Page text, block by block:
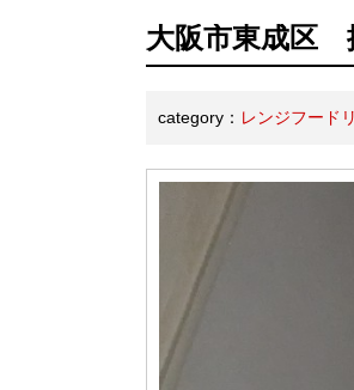
大阪市東成区
category： レンジフード